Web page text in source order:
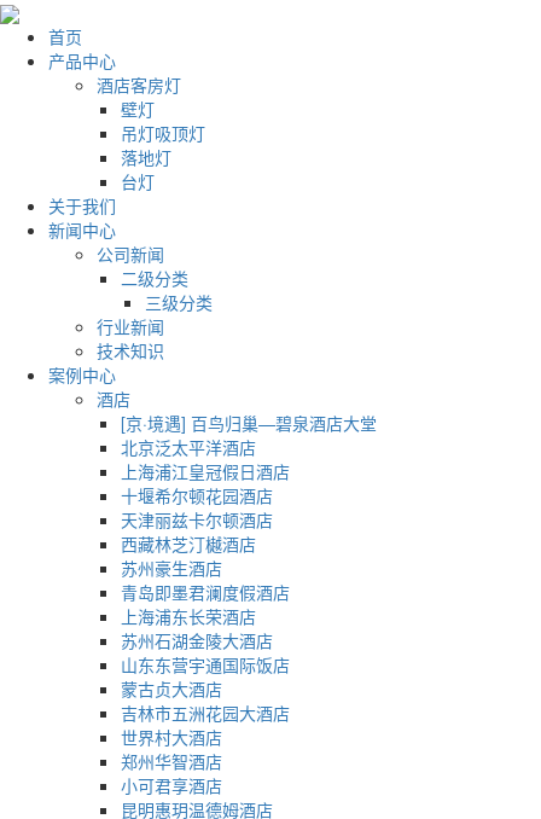
首页
产品中心
酒店客房灯
壁灯
吊灯吸顶灯
落地灯
台灯
关于我们
新闻中心
公司新闻
二级分类
三级分类
行业新闻
技术知识
案例中心
酒店
[京·境遇] 百鸟归巢—碧泉酒店大堂
北京泛太平洋酒店
上海浦江皇冠假日酒店
十堰希尔顿花园酒店
天津丽兹卡尔顿酒店
西藏林芝汀樾酒店
苏州豪生酒店
青岛即墨君澜度假酒店
上海浦东长荣酒店
苏州石湖金陵大酒店
山东东营宇通国际饭店
蒙古贞大酒店
吉林市五洲花园大酒店
世界村大酒店
郑州华智酒店
小可君享酒店
昆明惠玥温德姆酒店